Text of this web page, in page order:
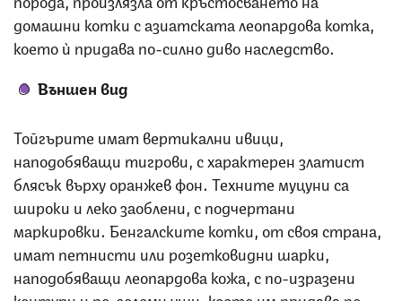
домашни котки с азиатската леопардова котка,
което ѝ придава по-силно диво наследство.
Външен вид
Тойгърите имат вертикални ивици,
наподобяващи тигрови, с характерен златист
блясък върху оранжев фон. Техните муцуни са
широки и леко заоблени, с подчертани
маркировки. Бенгалските котки, от своя страна,
имат петнисти или розетковидни шарки,
наподобяващи леопардова кожа, с по-изразени